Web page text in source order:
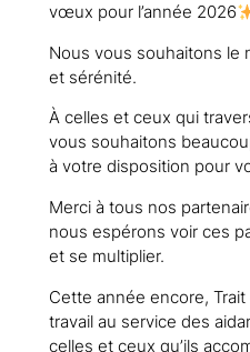
vœux pour l’année 2026
Nous vous souhaitons le
et sérénité.
À celles et ceux qui
vous souhaitons
à votre disposition pour
Merci à tous nos
nous espérons voir ces
et se multiplier.
Cette année encore,
travail au service des
celles et ceux qu’ils